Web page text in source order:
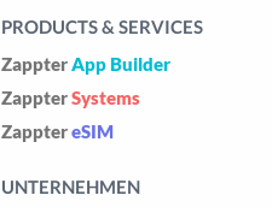
PRODUCTS & SERVICES
ZappterApp Builder
ZappterSystems
ZapptereSIM
UNTERNEHMEN